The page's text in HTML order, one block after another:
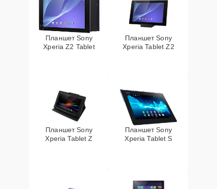
Планшет Sony
Xperia Z2 Tablet
Планшет Sony
Xperia Tablet Z2
Планшет Sony
Xperia Tablet Z
Планшет Sony
Xperia Tablet S